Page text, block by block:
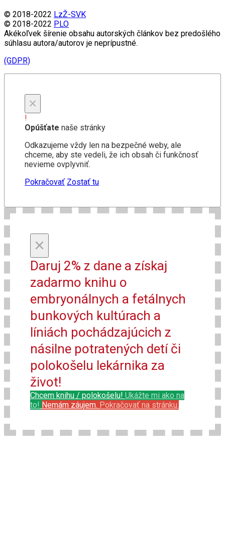
© 2018-2022 LzŽ-SVK
© 2018-2022 PLO
Akékoľvek šírenie obsahu autorských článkov bez predošlého
súhlasu autora/autorov je neprípustné.
(GDPR)
×
!
Opúšťate naše stránky
Odkazujeme vždy len na bezpečné weby, ale
chceme, aby ste vedeli, že ich obsah či funkčnosť
nevieme ovplyvniť.
Pokračovať Zostať tu
×
Daruj 2% z dane a získaj
zadarmo knihu o
embryonálnych a fetálnych
bunkových kultúrach a
líniách pochádzajúcich z
násilne potratených detí či
polokošelu lekárnika za
život!
Chcem knihu / polokošelu! Ukážte mi ako na
to! Nemám záujem. Pokračovať na stránku.